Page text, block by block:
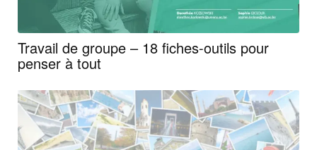
Travail de groupe – 18 fiches-outils pour
penser à tout